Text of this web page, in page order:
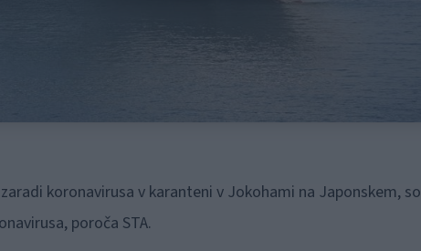
koronavirusa v karanteni v Jokohami na Japonskem, so
poroča STA.